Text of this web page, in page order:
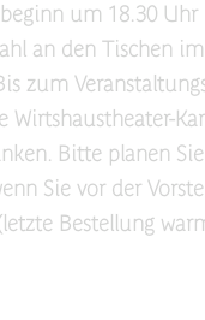
um 18.30
an den Tischen im
zum
Wirtshaustheater-
Bitte planen
Sie vor der
Bestellung